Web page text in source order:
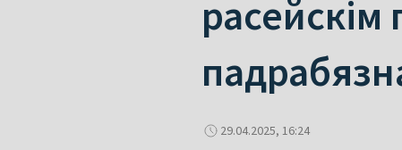
расейскім
29.04.2025, 16:24